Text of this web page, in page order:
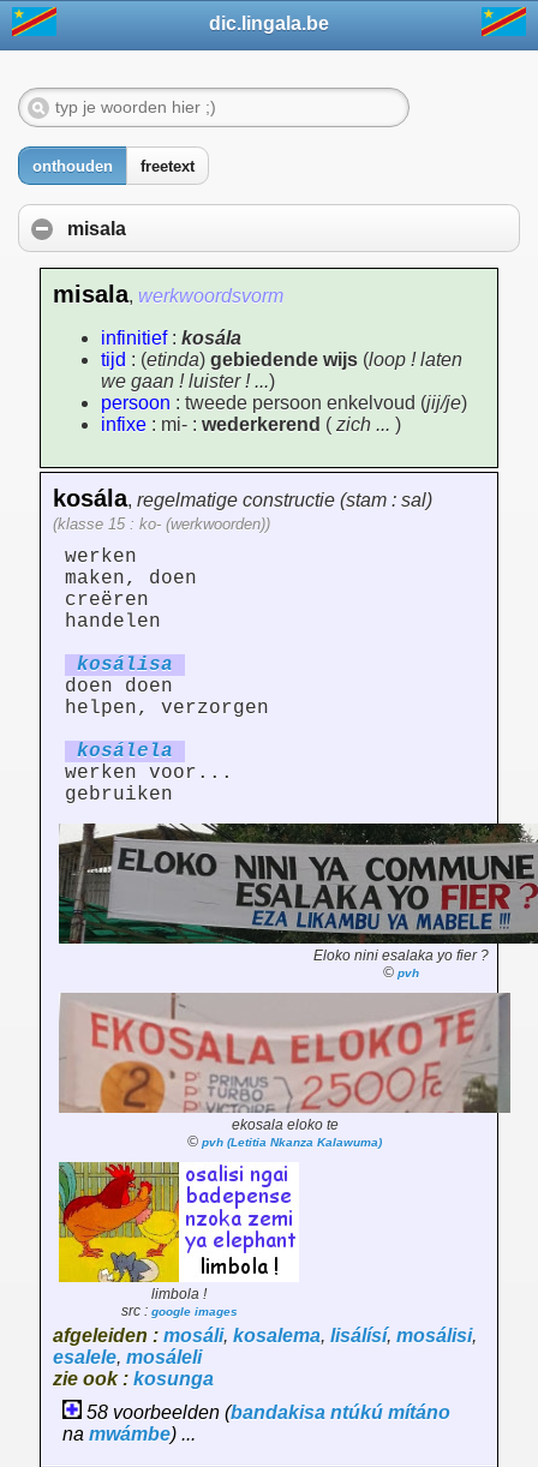
dic.lingala.be
onthouden freetext
misala
misala, werkwoordsvorm
infinitief: kosála
tijd : (etinda) gebiedende wijs (loop ! laten
we gaan ! luister ! ...)
persoon : tweede persoon enkelvoud (jij/je)
infixe : mi- : wederkerend ( zich ... )
kosála, regelmatige constructie (stam : sal)
(klasse 15 : ko- (werkwoorden))
werken
maken, doen
creëren
handelen
kosálisa
doen doen
helpen, verzorgen
kosálela
werken voor...
gebruiken
Eloko nini esalaka yo fier ?
© pvh
ekosala eloko te
© pvh (Letitia Nkanza Kalawuma)
limbola !
src : google images
afgeleiden : mosáli, kosalema, lisálísí, mosálisi,
esalele, mosáleli
zie ook : kosunga
58 voorbeelden (bandakisa ntúkú mítáno
na mwámbe) ...